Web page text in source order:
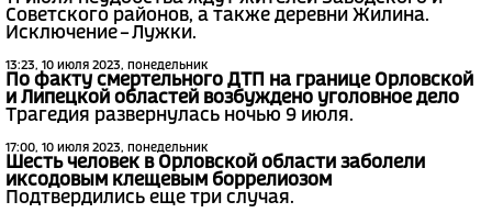
Советского районов, а также деревни Жилина.
Исключение – Лужки.
13:23, 10 июля 2023, понедельник
По факту смертельного ДТП на границе Орловской
и Липецкой областей возбуждено уголовное дело
Трагедия развернулась ночью 9 июля.
17:00, 10 июля 2023, понедельник
Шесть человек в Орловской области заболели
иксодовым клещевым боррелиозом
Подтвердились еще три случая.